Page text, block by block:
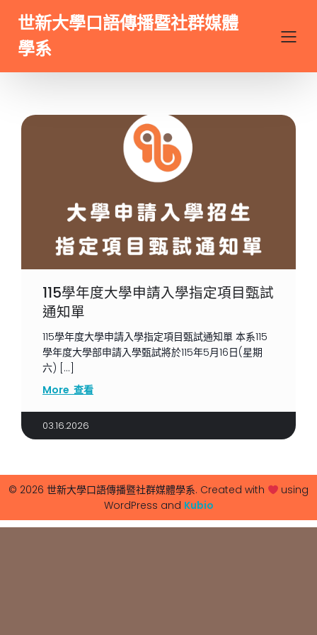
世新大學口語傳播暨社群媒體
學系
115學年度大學申請入學指定項目甄試
通知單
115學年度大學申請入學指定項目甄試通知單 本系115
學年度大學部申請入學甄試將於115年5月16日(星期
六) […]
More 查看
03.16.2026
© 2026 世新大學口語傳播暨社群媒體學系. Created with
using
WordPress and Kubio